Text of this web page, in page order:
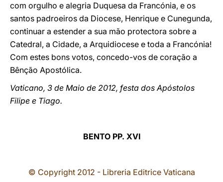
com orgulho e alegria Duquesa da Francónia, e os
santos padroeiros da Diocese, Henrique e Cunegunda,
continuar a estender a sua mão protectora sobre a
Catedral, a Cidade, a Arquidiocese e toda a Francónia!
Com estes bons votos, concedo-vos de coração a
Bênção Apostólica.
Vaticano, 3 de Maio de 2012, festa dos Apóstolos
Filipe e Tiago.
BENTO PP. XVI
© Copyright 2012 - Libreria Editrice Vaticana